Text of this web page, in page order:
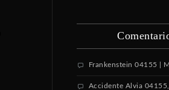
Frankenstein 04155 |
Accidente Alvia